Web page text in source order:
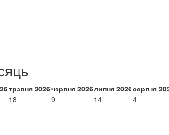
травня 2026червня 2026липня 2026серпня
18 9 14 4